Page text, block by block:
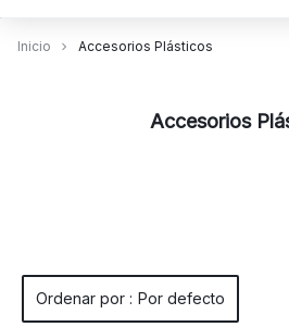
Inicio Accesorios Plásticos
Accesorios
Ordenar por : Por defecto